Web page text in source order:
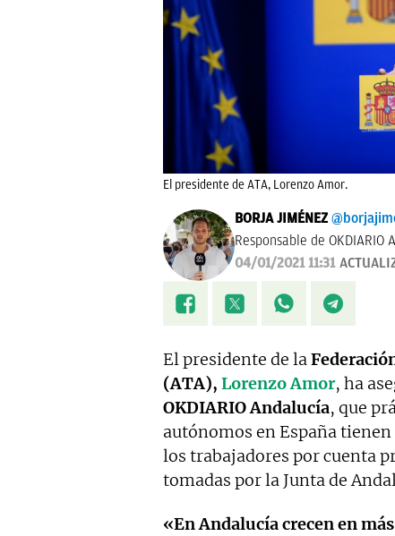
El presidente de ATA, Lorenzo Amor.
BORJA JIMÉNEZ
Responsable de OKDIARIO
04/01/2021 11:31
El presidente de la
(ATA), Lorenzo Amor, ha
OKDIARIO Andalucía, que
autónomos en España tienen
los trabajadores por cuenta
tomadas por la Junta de
«En Andalucía crecen en